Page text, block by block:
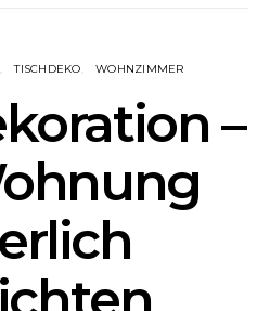
TISCHDEKO WOHNZIMMER
–